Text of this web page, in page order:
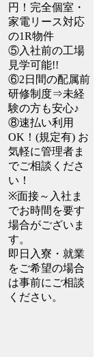
円！完全個室・
家電リース対応
の1R物件
⑤入社前の工場
見学可能!!
⑥2日間の配属前
研修制度⇒未経
験の方も安心♪
⑧速払い利用
OK！(規定有) お
気軽に管理者ま
でご相談くださ
い！
※面接～入社ま
でお時間を要す
場合がございま
す。
即日入寮・就業
をご希望の場合
は事前にご相談
ください。